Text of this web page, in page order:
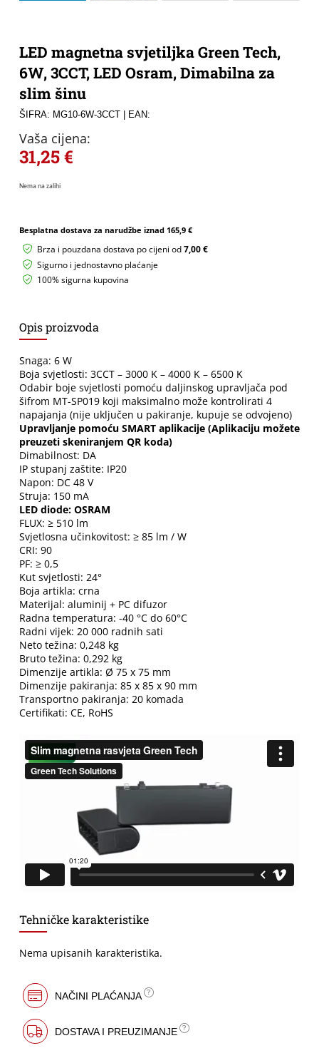
LED magnetna svjetiljka Green Tech,
6W, 3CCT, LED Osram, Dimabilna za
slim šinu
ŠIFRA: MG10-6W-3CCT| EAN:
Vaša cijena:
31,25€
Nema na zalihi
Besplatna dostava za narudžbe iznad 165,9 €
Brza i pouzdana dostava po cijeni od7,00 €
Sigurno i jednostavno plaćanje
100% sigurna kupovina
Opis proizvoda
Snaga: 6 W
Boja svjetlosti: 3CCT – 3000 K – 4000 K – 6500 K
Odabir boje svjetlosti pomoću daljinskog upravljača pod
šifrom MT-SP019 koji maksimalno može kontrolirati 4
napajanja (nije uključen u pakiranje, kupuje se odvojeno)
Upravljanje pomoću SMART aplikacije (Aplikaciju možete
preuzeti skeniranjem QR koda)
Dimabilnost: DA
IP stupanj zaštite: IP20
Napon: DC 48 V
Struja: 150 mA
LED diode: OSRAM
FLUX: ≥ 510 lm
Svjetlosna učinkovitost: ≥ 85 lm / W
CRI: 90
PF: ≥ 0,5
Kut svjetlosti: 24°
Boja artikla: crna
Materijal: aluminij + PC difuzor
Radna temperatura: -40 °C do 60°C
Radni vijek: 20 000 radnih sati
Neto težina: 0,248 kg
Bruto težina: 0,292 kg
Dimenzije artikla: Ø 75 x 75 mm
Dimenzije pakiranja: 85 x 85 x 90 mm
Transportno pakiranja: 20 komada
Certifikati: CE, RoHS
Tehničke karakteristike
Nema upisanih karakteristika.
NAČINI PLAĆANJA
DOSTAVA I PREUZIMANJE